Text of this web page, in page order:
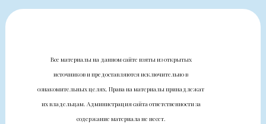
Все материалы на данном сайте взяты из открытых
источников и предоставляются исключительно в
ознакомительных целях. Права на материалы принадлежат
их владельцам. Администрация сайта ответственности за
содержание материала не несет.